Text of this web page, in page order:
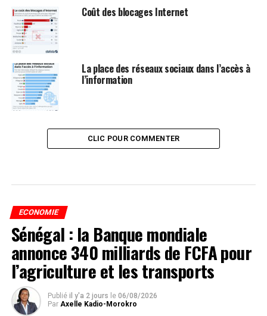
Coût des blocages Internet
La place des réseaux sociaux dans l’accès à
l’information
CLIC POUR COMMENTER
ECONOMIE
Sénégal : la Banque mondiale
annonce 340 milliards de FCFA pour
l’agriculture et les transports
Publié il y'a 2 jours le 06/08/2026
Par Axelle Kadio-Morokro